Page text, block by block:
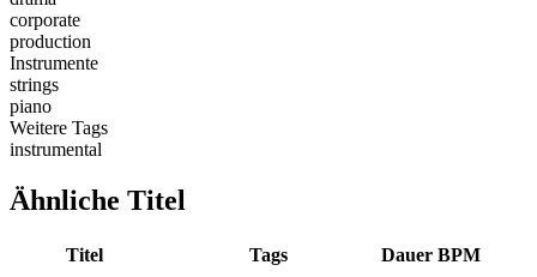
corporate
production
Instrumente
strings
piano
Weitere Tags
instrumental
Ähnliche Titel
Titel Tags Dauer BPM